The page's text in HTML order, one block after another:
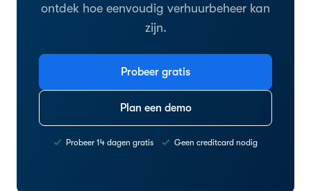
ontdek hoe eenvoudig verhuurbeheer kan
zijn.
Probeer gratis
Plan een demo
Probeer 14 dagen gratis Geen creditcard nodig